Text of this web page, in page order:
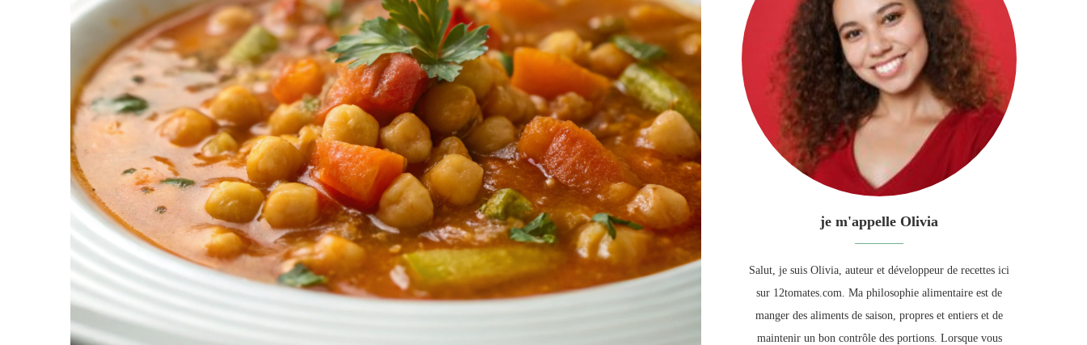
je m'appelle Olivia
Salut, je suis Olivia, auteur et développeur de recettes ici
sur 12tomates.com. Ma philosophie alimentaire est de
manger des aliments de saison, propres et entiers et de
maintenir un bon contrôle des portions. Lorsque vous